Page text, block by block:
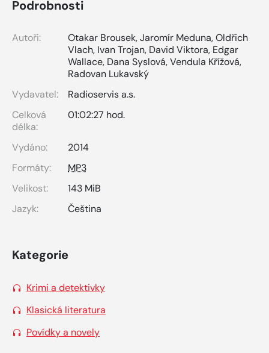
Podrobnosti
Autoři: Otakar Brousek,Jaromír Meduna,Oldřich
Vlach, Ivan Trojan, David Viktora, Edgar
Wallace, Dana Syslová,Vendula Křížová,
Radovan Lukavský
Vydavatel:
Radioservis a.s.
Celková
délka:
01:02:27 hod.
Vydáno:
2014
Formáty:
MP3
Velikost:
143 MiB
Jazyk:
Čeština
Kategorie
Krimi a detektivky
Klasická literatura
Povídky a novely